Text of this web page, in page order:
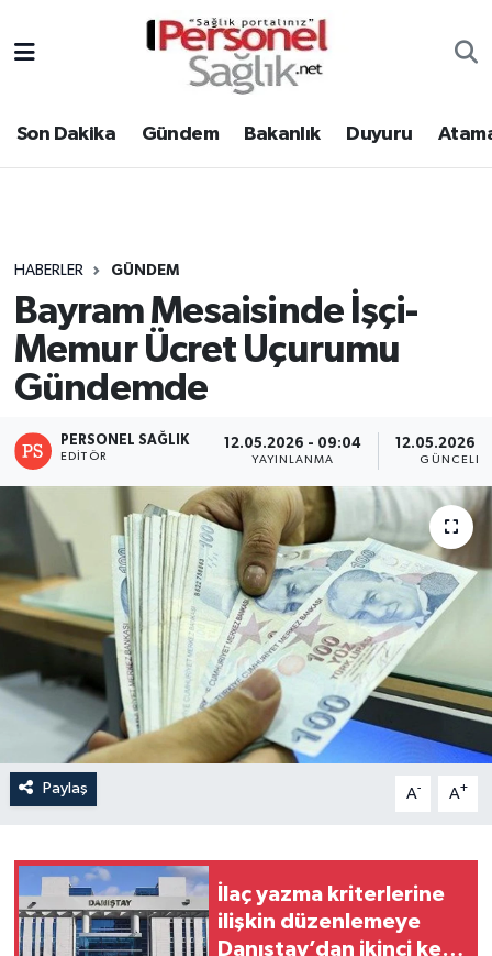
Son Dakika Gündem Bakanlık Duyuru
HABERLER GÜNDEM
Bayram Mesaisinde İşçi-
Memur Ücret Uçurumu
Gündemde
PERSONEL SAĞLIK
EDITÖR
12.05.2026 - 09:04
YAYINLANMA
12.05.2026 -
Paylaş A- A+
İlaç yazma kriterlerine
ilişkin düzenlemeye
Danıştay’dan ikinci kez
Gündem
Atamalar
Mevzuat
Nöbetçi Eczaneler
Hava Durumu
Tüm Manşetler
Son Dakika Haberleri